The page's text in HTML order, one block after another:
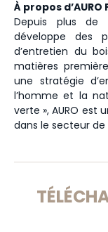
À propos
Depuis plus de
développe des
d’entretien du
matières
une stratégie
l’homme et la
verte », AURO est
dans le secteur